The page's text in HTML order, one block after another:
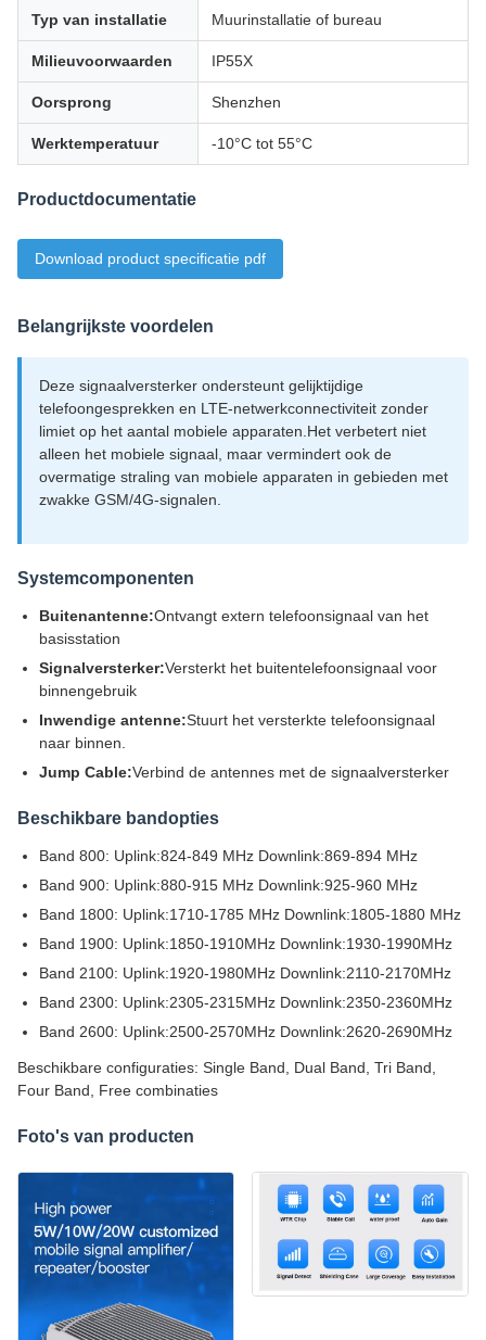
Typ van installatie Muurinstallatie of bureau
Milieuvoorwaarden IP55X
Oorsprong Shenzhen
Werktemperatuur -10°C tot 55°C
Productdocumentatie
Download product specificatie pdf
Belangrijkste voordelen
Deze signaalversterker ondersteunt gelijktijdige
telefoongesprekken en LTE-netwerkconnectiviteit zonder
limiet op het aantal mobiele apparaten.Het verbetert niet
alleen het mobiele signaal, maar vermindert ook de
overmatige straling van mobiele apparaten in gebieden met
zwakke GSM/4G-signalen.
Systemcomponenten
Buitenantenne:Ontvangt extern telefoonsignaal van het
basisstation
Signalversterker:Versterkt het buitentelefoonsignaal voor
binnengebruik
Inwendige antenne:Stuurt het versterkte telefoonsignaal
naar binnen.
Jump Cable:Verbind de antennes met de signaalversterker
Beschikbare bandopties
Band 800: Uplink:824-849 MHz Downlink:869-894 MHz
Band 900: Uplink:880-915 MHz Downlink:925-960 MHz
Band 1800: Uplink:1710-1785 MHz Downlink:1805-1880 MHz
Band 1900: Uplink:1850-1910MHz Downlink:1930-1990MHz
Band 2100: Uplink:1920-1980MHz Downlink:2110-2170MHz
Band 2300: Uplink:2305-2315MHz Downlink:2350-2360MHz
Band 2600: Uplink:2500-2570MHz Downlink:2620-2690MHz
Beschikbare configuraties: Single Band, Dual Band, Tri Band,
Four Band, Free combinaties
Foto's van producten